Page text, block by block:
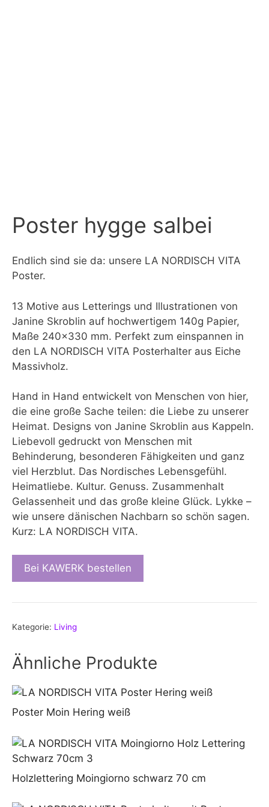
Poster hygge salbei
Endlich sind sie da: unsere LA NORDISCH VITA
Poster.
13 Motive aus Letterings und Illustrationen von
Janine Skroblin auf hochwertigem 140g Papier,
Maße 240×330 mm. Perfekt zum einspannen in
den LA NORDISCH VITA Posterhalter aus Eiche
Massivholz.
Hand in Hand entwickelt von Menschen von hier,
die eine große Sache teilen: die Liebe zu unserer
Heimat. Designs von Janine Skroblin aus Kappeln.
Liebevoll gedruckt von Menschen mit
Behinderung, besonderen Fähigkeiten und ganz
viel Herzblut. Das Nordisches Lebensgefühl.
Heimatliebe. Kultur. Genuss. Zusammenhalt
Gelassenheit und das große kleine Glück. Lykke –
wie unsere dänischen Nachbarn so schön sagen.
Kurz: LA NORDISCH VITA.
Bei KAWERK bestellen
Kategorie: Living
Ähnliche Produkte
Poster Moin Hering weiß
Holzlettering Moingiorno schwarz 70 cm